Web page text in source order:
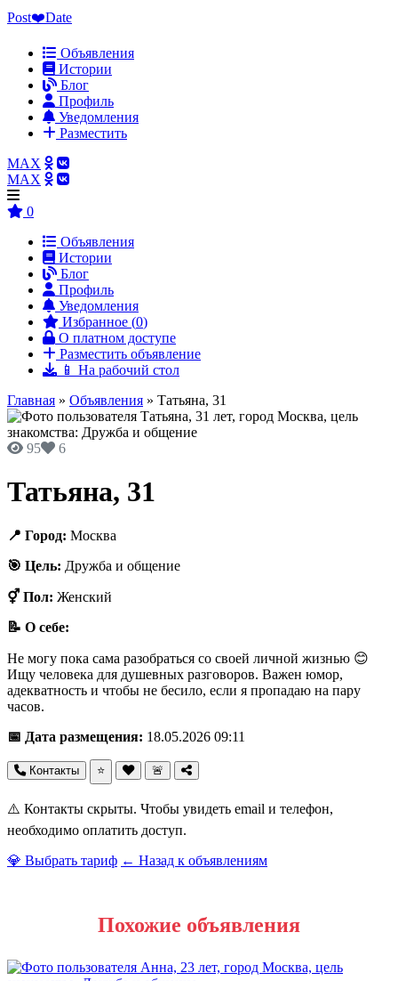
Post❤️Date
Объявления
Истории
Блог
Профиль
Уведомления
Разместить
MAX
MAX
0
Объявления
Истории
Блог
Профиль
Уведомления
Избранное (0)
О платном доступе
Разместить объявление
📱 На рабочий стол
Главная » Объявления » Татьяна, 31
95 6
Татьяна, 31
📍 Город: Москва
🎯 Цель: Дружба и общение
⚥ Пол: Женский
📝 О себе:
Не могу пока сама разобраться со своей личной жизнью 😊
Ищу человека для душевных разговоров. Важен юмор,
адекватность и чтобы не бесило, если я пропадаю на пару
часов.
📅 Дата размещения: 18.05.2026 09:11
Контакты ⭐ 🚨
⚠️ Контакты скрыты. Чтобы увидеть email и телефон,
необходимо оплатить доступ.
💎 Выбрать тариф ← Назад к объявлениям
Похожие объявления